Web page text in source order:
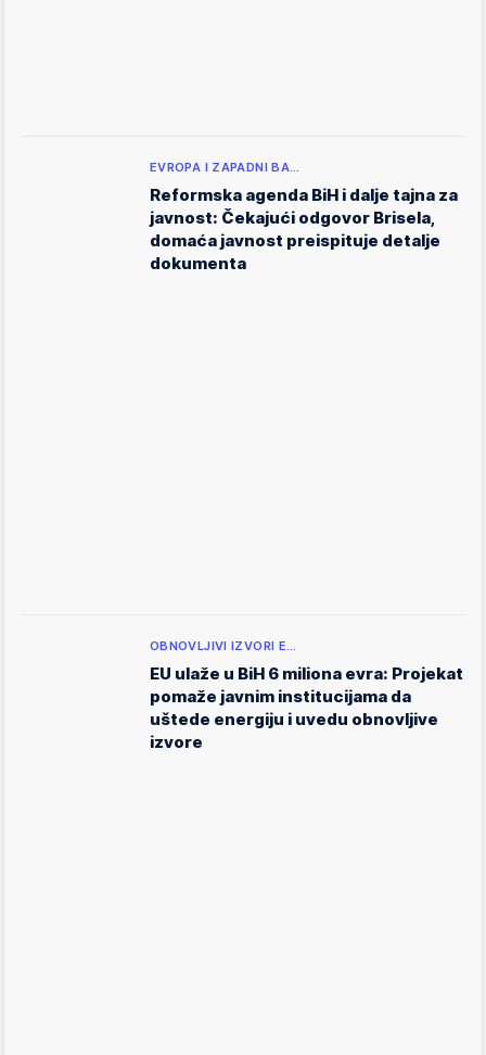
EVROPA I ZAPADNI BA…
Reformska agenda BiH i dalje tajna za
javnost: Čekajući odgovor Brisela,
domaća javnost preispituje detalje
dokumenta
OBNOVLJIVI IZVORI E…
EU ulaže u BiH 6 miliona evra: Projekat
pomaže javnim institucijama da
uštede energiju i uvedu obnovljive
izvore